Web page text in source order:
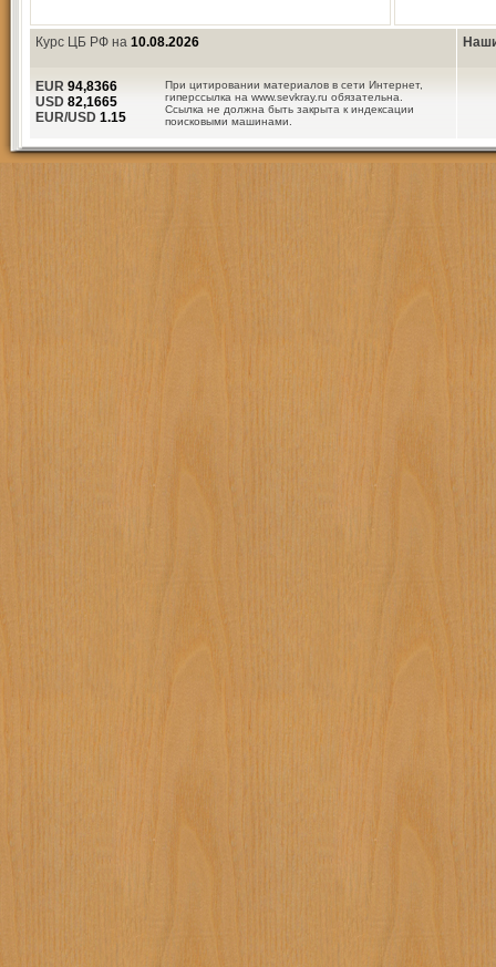
Курс ЦБ РФ на 10.08.2026
При цитировании материалов в сети Интернет,
гиперссылка на www.sevkray.ru обязательна.
Ссылка не должна быть закрыта к индексации
поисковыми машинами.
EUR 94,8366
USD 82,1665
EUR/USD 1.15